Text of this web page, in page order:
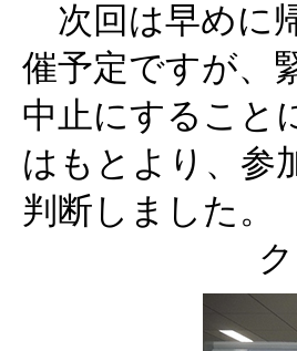
次回は早めに
催予定ですが、
中止にすること
はもとより、参
判断しました。